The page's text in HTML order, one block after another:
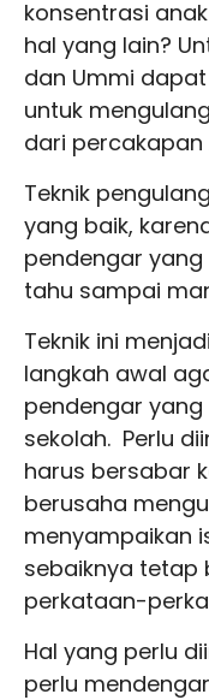
konsentrasi
hal yang lain?
dan Ummi
untuk
dari percakapan
Teknik
yang baik,
pendengar
tahu sampai
Teknik ini
langkah awal
pendengar
sekolah. Perlu
harus bersabar
berusaha
menyampaikan
sebaiknya tetap
perkataan-
Hal yang perlu
perlu